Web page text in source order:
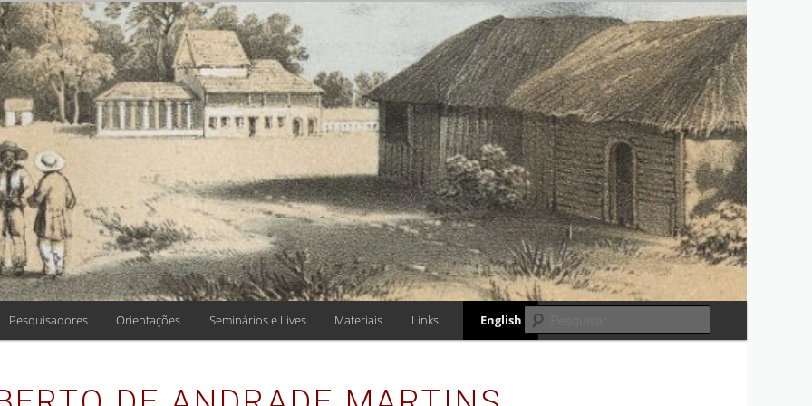
HISTÓRIA, TEORIA
CIÊNCIAS
Pesquisadores Orientações Seminários e Lives Materiais Links English